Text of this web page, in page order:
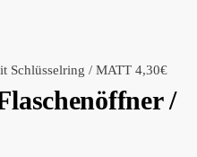
Schlüsselring / MATT 4,30€
/